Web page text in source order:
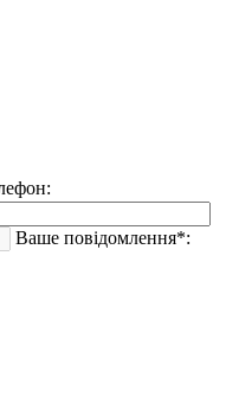
Ваше повідомлення*: